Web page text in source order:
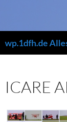
springen
wp.1dfh.de
ICARE